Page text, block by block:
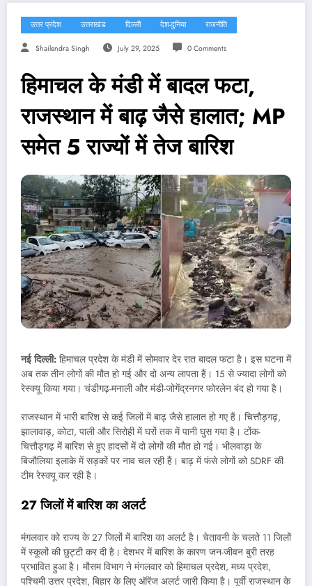
उत्तर प्रदेश उत्तराखंड दिल्ली देश-दुनिया राजनीति
Shailendra Singh July 29, 2025 0 Comments
हिमाचल के मंडी में बादल फटा,
राजस्थान में बाढ़ जैसे हालात; MP
समेत 5 राज्यों में तेज बारिश
नई दिल्‍ली: हिमाचल प्रदेश के मंडी में सोमवार देर रात बादल फटा है। इस घटना में
अब तक तीन लोगों की मौत हो गई और दो अन्य लापता हैं। 15 से ज्यादा लोगों को
रेस्क्यू किया गया। चंडीगढ़-मनाली और मंडी-जोगेंद्रनगर फोरलेन बंद हो गया है।
राजस्थान में भारी बारिश से कई जिलों में बाढ़ जैसे हालात हो गए हैं। चित्तौड़गढ़,
झालावाड़, कोटा, पाली और सिरोही में घरों तक में पानी घुस गया है। टोंक-
चित्तौड़गढ़ में बारिश से हुए हादसों में दो लोगों की मौत हो गई। भीलवाड़ा के
बिजौलिया इलाके में सड़कों पर नाव चल रही हैं। बाढ़ में फंसे लोगों को SDRF की
टीम रेस्क्यू कर रही है।
27 जिलों में बारिश का अलर्ट
मंगलवार को राज्य के 27 जिलों में बारिश का अलर्ट है। चेतावनी के चलते 11 जिलों
में स्कूलों की छुट्टी कर दी है। देशभर में बारिश के कारण जन-जीवन बुरी तरह
प्रभावित हुआ है। मौसम विभाग ने मंगलवार को हिमाचल प्रदेश, मध्य प्रदेश,
पश्चिमी उत्तर प्रदेश, बिहार के लिए ऑरेंज अलर्ट जारी किया है। पूर्वी राजस्थान के